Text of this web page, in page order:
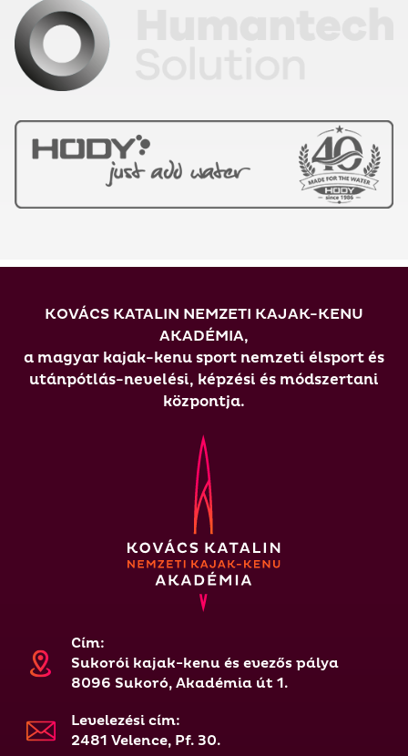
KOVÁCS KATALIN NEMZETI KAJAK-KENU
AKADÉMIA,
a magyar kajak-kenu sport nemzeti élsport és
utánpótlás-nevelési, képzési és módszertani
központja.
Cím:
Sukorói kajak-kenu és evezős pálya
8096 Sukoró, Akadémia út 1.
Levelezési cím:
2481 Velence, Pf. 30.